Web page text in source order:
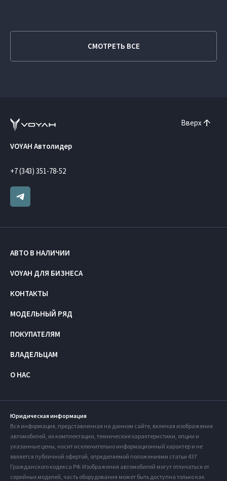
СМОТРЕТЬ ВСЕ
Вверх
VOYAH Автолидер
+7 (343) 351-78-52
АВТО В НАЛИЧИИ
VOYAH ДЛЯ БИЗНЕСА
КОНТАКТЫ
МОДЕЛЬНЫЙ РЯД
ПОКУПАТЕЛЯМ
ВЛАДЕЛЬЦАМ
О НАС
Юридическая информация
Вся информация, представленная на данном сайте, включая изображения
автомобилей, их комплектации, технические характеристики, опции и
указанные цены, носит исключительно информационный характер и не
является публичной офертой, определяемой положениями статьи 437
Гражданского кодекса РФ. Изображения автомобилей могут отличаться от
серийных моделей, часть оборудования может быть доступна только как